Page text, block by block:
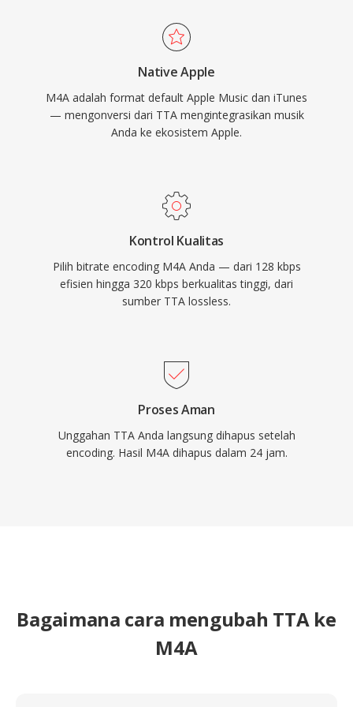
foobar2000, Android, dan sebagian besar
sistem infotainment mobil. Tiga keunggulan
nyata yang mendefinisikan format ini: efisiensi
pengkodean yang superior dibanding codec
lossy lama, metadata yang kaya melalui
struktur atom MP4 (artwork, chapter, lirik), dan
Native Apple
M4A adalah format default Apple Music dan iTunes
— mengonversi dari TTA mengintegrasikan musik
Anda ke ekosistem Apple.
Kontrol Kualitas
Pilih bitrate encoding M4A Anda — dari 128 kbps
efisien hingga 320 kbps berkualitas tinggi, dari
sumber TTA lossless.
Proses Aman
Unggahan TTA Anda langsung dihapus setelah
encoding. Hasil M4A dihapus dalam 24 jam.
Bagaimana cara mengubah TTA ke
M4A